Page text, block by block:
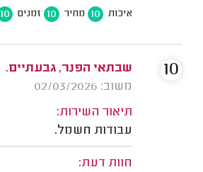
איכות 10 מחיר 10 זמנים 10
שבתאי הפנר, גבעתיים.
משוב: 02/03/2026
תיאור השירות:
עבודות חשמל.
חוות דעת:
10